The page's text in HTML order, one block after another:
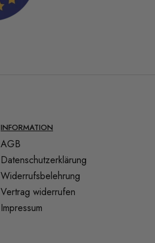
INFORMATION
AGB
Datenschutzerklärung
Widerrufsbelehrung
Vertrag widerrufen
Impressum